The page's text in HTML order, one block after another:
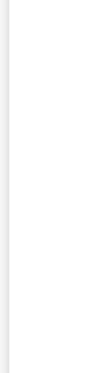
LE
RAPIDEMENT
Adressez-vous
pharmacien
10 POUR
Faites
POUR CENT
la saccharine
Ne pas traiter
grasse. Dans
de défense
l'évacuation
Si la toux
demandez
En cas de
cours) des
avis médical
Le traitement
en cas
ce cas,
réévaluation
L'utilisation de
déconseillée
une